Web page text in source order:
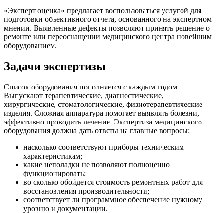
«Эксперт оценка» предлагает воспользоваться услугой для
подготовки объективного отчета, основанного на экспертном
мнении. Выявленные дефекты позволяют принять решение о
ремонте или переоснащении медицинского центра новейшим
оборудованием.
Задачи экспертизы
Список оборудования пополняется с каждым годом.
Выпускают терапевтические, диагностические,
хирургические, стоматологические, физиотерапевтические
изделия. Сложная аппаратура помогает выявлять болезни,
эффективно проводить лечение. Экспертиза медицинского
оборудования должна дать ответы на главные вопросы:
насколько соответствуют приборы техническим
характеристикам;
какие неполадки не позволяют полноценно
функционировать;
во сколько обойдется стоимость ремонтных работ для
восстановления производительности;
соответствует ли программное обеспечение нужному
уровню и документации.